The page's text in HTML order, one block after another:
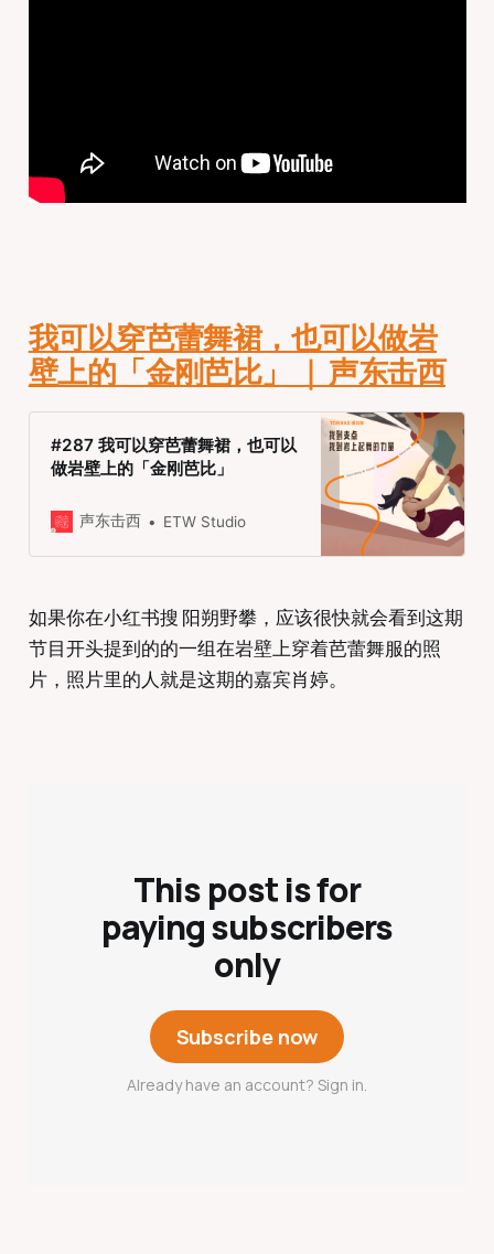
我可以穿芭蕾舞裙，也可以做岩
壁上的「金刚芭比」 ｜ 声东击西
#287 我可以穿芭蕾舞裙，也可以
做岩壁上的「金刚芭比」
声东击西 ETW Studio
如果你在小红书搜 阳朔野攀，应该很快就会看到这期
节目开头提到的的一组在岩壁上穿着芭蕾舞服的照
片，照片里的人就是这期的嘉宾肖婷。
This post is for
paying subscribers
only
Subscribe now
Already have an account? Sign in.